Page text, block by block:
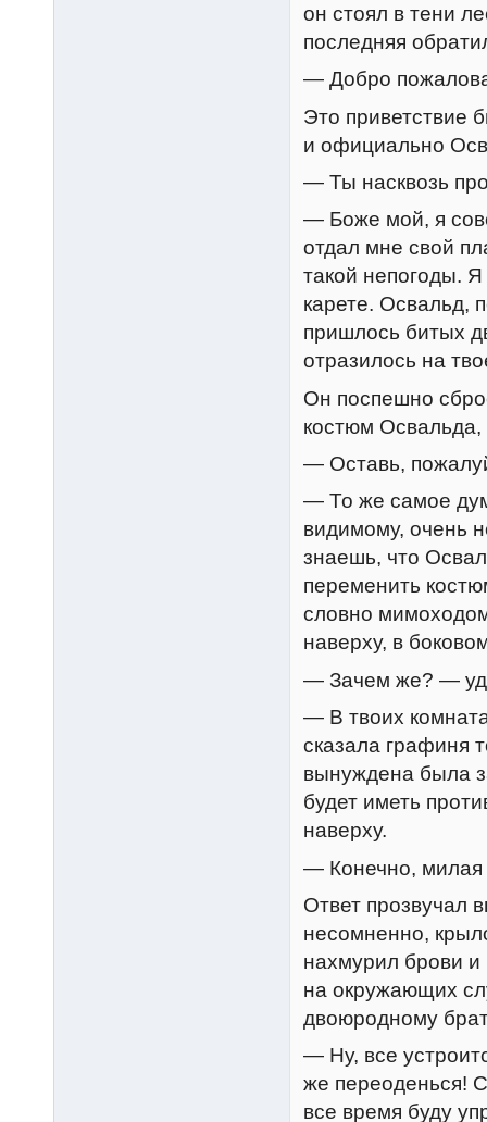
он стоял в тени
последняя
— Добро
Это приветствие
и официально
— Ты насквозь
— Боже мой, я
отдал мне свой
такой непогоды.
карете. Освальд,
пришлось битых
отразилось на
Он поспешно
костюм Освальда,
— Оставь,
— То же самое
видимому, очень
знаешь, что
переменить
словно
наверху, в
— Зачем же? —
— В твоих
сказала графиня
вынуждена была
будет иметь
наверху.
— Конечно, милая
Ответ прозвучал
несомненно,
нахмурил брови и
на окружающих
двоюродному
— Ну, все
же переоденься!
все время буду